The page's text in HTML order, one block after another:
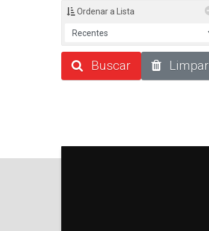
Ordenar a Lista
Buscar Limpar